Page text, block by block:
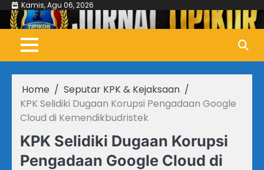
Skip
content
Kamis, Agu 06, 2026
Home
Seputar KPK & Kejaksaan
KPK Selidiki Dugaan Korupsi Pengadaan Google
Cloud di Kemendikbudristek
KPK Selidiki Dugaan Korupsi
Pengadaan Google Cloud di